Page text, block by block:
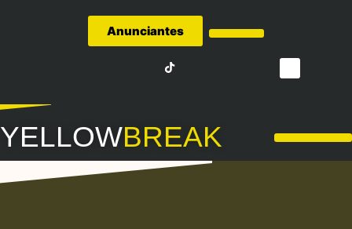
Anunciantes
YELLOWBREAK